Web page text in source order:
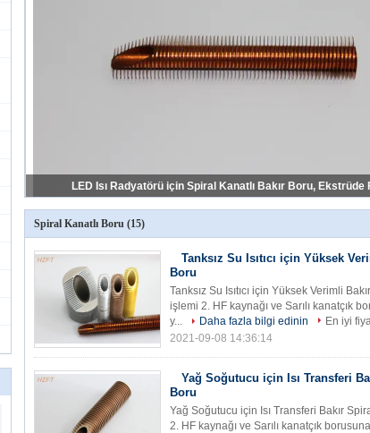
Ekstrüzyon İşlemi ile Isı Değiştiren Bakır Spiral Kanatlı
Spiral Kanatlı Boru (15)
Tanksız Su Isıtıcı için Yüksek
Boru
Tanksız Su Isıtıcı için Yüksek Verimli
işlemi 2. HF kaynağı ve Sarılı kanatçık
y...
Daha fazla bilgi edinin
En iyi
2021-09-08 14:36:14
Yağ Soğutucu için Isı Transferi
Boru
Yağ Soğutucu için Isı Transferi Bakır
2. HF kaynağı ve Sarılı kanatçık